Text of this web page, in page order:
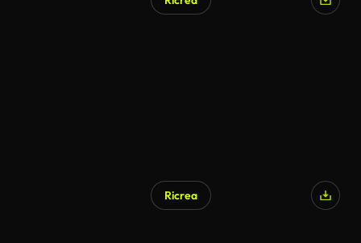
Ricrea